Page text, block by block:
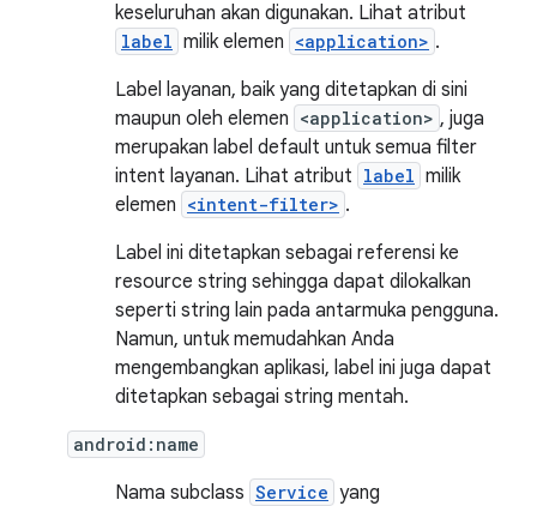
keseluruhan akan digunakan. Lihat atribut
label milik elemen <application> .
Label layanan, baik yang ditetapkan di sini
maupun oleh elemen <application> , juga
merupakan label default untuk semua filter
intent layanan. Lihat atribut label milik
elemen <intent-filter> .
Label ini ditetapkan sebagai referensi ke
resource string sehingga dapat dilokalkan
seperti string lain pada antarmuka pengguna.
Namun, untuk memudahkan Anda
mengembangkan aplikasi, label ini juga dapat
ditetapkan sebagai string mentah.
android:name
Nama subclass Service yang